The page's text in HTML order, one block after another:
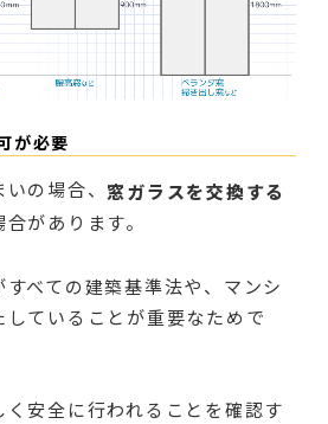
が必要
の場合、 窓ガラスを交換する
合があります。
べての建築基準法や、マンシ
していることが重要なためで
安全に行われることを確認す